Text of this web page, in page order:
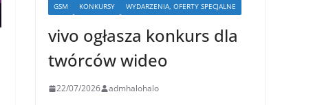
GSM KONKURSY WYDARZENIA, OFERTY SPECJALNE
vivo ogłasza konkurs dla
twórców wideo
22/07/2026 admhalohalo